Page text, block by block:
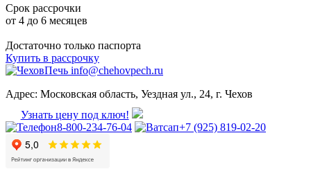
Срок рассрочки
от 4 до 6 месяцев
Достаточно только паспорта
Купить в рассрочку
info@chehovpech.ru
Адрес: Московская область, Уездная ул., 24, г. Чехов
Узнать цену под ключ!
8-800-234-76-04
+7 (925) 819-02-20